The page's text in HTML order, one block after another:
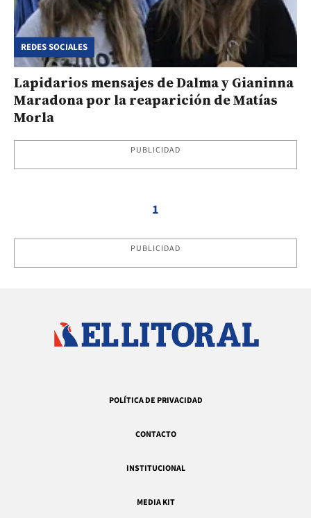
REDES SOCIALES
Lapidarios mensajes de Dalma y Gianinna
Maradona por la reaparición de Matías
Morla
PUBLICIDAD
1
PUBLICIDAD
POLÍTICA DE PRIVACIDAD
CONTACTO
INSTITUCIONAL
MEDIA KIT